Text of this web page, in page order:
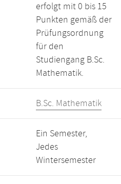
erfolgt mit 0 bis 15
Punkten gemäß der
Prüfungsordnung
für den
Studiengang B.Sc.
Mathematik.
B.Sc. Mathematik
Ein Semester,
Jedes
Wintersemester